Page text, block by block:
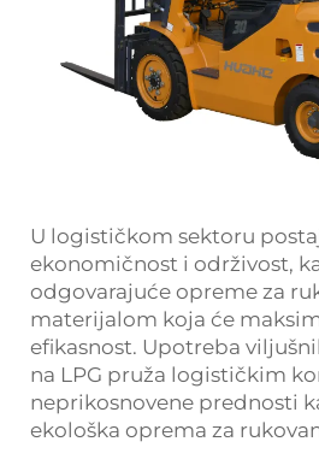
U logističkom sektoru
ekonomičnost i održivost,
odgovarajuće opreme za
materijalom koja će
efikasnost. Upotreba
na LPG pruža logističkim
neprikosnovene prednosti
ekološka oprema za